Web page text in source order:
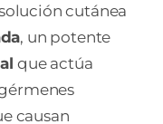
cutánea
, un potente
que actúa
causan